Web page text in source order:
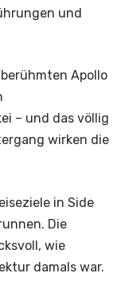
und
Apollo
– und das völlig
wirken die
in Side
Die
wie
damals war.